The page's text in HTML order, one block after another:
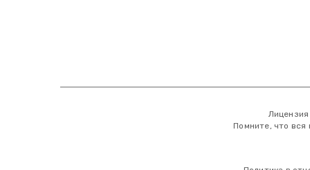
Помните, что вся